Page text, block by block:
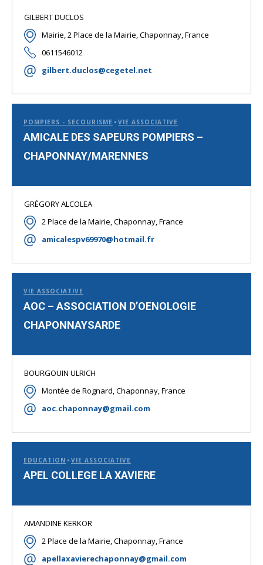
GILBERT DUCLOS
Mairie, 2 Place de la Mairie, Chaponnay, France
0611546012
gilbert.duclos@cegetel.net
POMPIERS - SECOURISME VIE ASSOCIATIVE
AMICALE DES SAPEURS POMPIERS –
CHAPONNAY/MARENNES
GRÉGORY ALCOLEA
2 Place de la Mairie, Chaponnay, France
amicalespv69970@hotmail.fr
VIE ASSOCIATIVE
AOC – ASSOCIATION D’OENOLOGIE
CHAPONNAYSARDE
BOURGOUIN ULRICH
Montée de Rognard, Chaponnay, France
aoc.chaponnay@gmail.com
EDUCATION VIE ASSOCIATIVE
APEL COLLEGE LA XAVIERE
AMANDINE KERKOR
2 Place de la Mairie, Chaponnay, France
apellaxavierechaponnay@gmail.com